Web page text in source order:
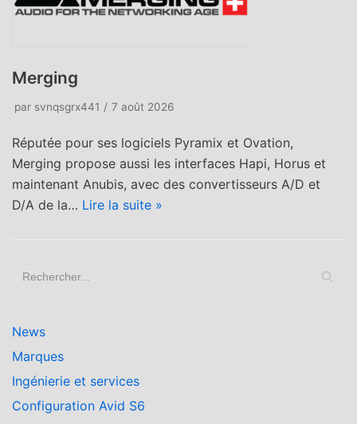
Merging
par svnqsgrx441 7 août 2026
Réputée pour ses logiciels Pyramix et Ovation,
Merging propose aussi les interfaces Hapi, Horus et
maintenant Anubis, avec des convertisseurs A/D et
D/A de la… Lire la suite »
News
Marques
Ingénierie et services
Configuration Avid S6